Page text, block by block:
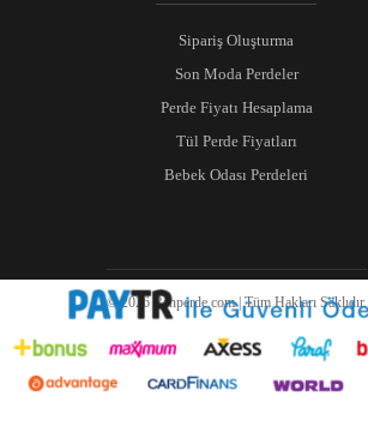
Sipariş Oluşturma
Son Moda Perdeler
Perde Fiyatı Hesaplama
Tül Perde Fiyatları
Bebek Odası Perdeleri
© 2026 Ranperde.com | Tüm Hakları Saklıdır.